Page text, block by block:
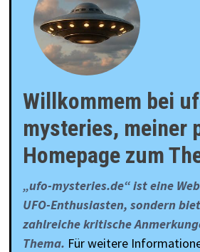
Willkommem bei
mysteries, meiner
Homepage zum
„ufo-mysteries.de“ ist eine
UFO-Enthusiasten, sondern
zahlreiche kritische
Thema. Für weitere